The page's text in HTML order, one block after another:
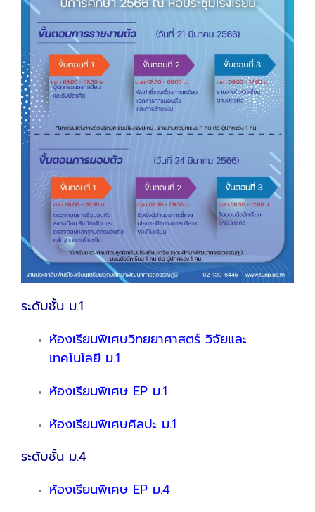
ระดับชั้น ม.1
ห้องเรียนพิเศษวิทยยาศาสตร์ วิจัยและ
เทคโนโลยี ม.1
ห้องเรียนพิเศษ EP ม.1
ห้องเรียนพิเศษศิลปะ ม.1
ระดับชั้น ม.4
ห้องเรียนพิเศษ EP ม.4